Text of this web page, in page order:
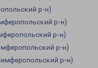
р-н)
р-н)
р-н)
р-н)
р-н)